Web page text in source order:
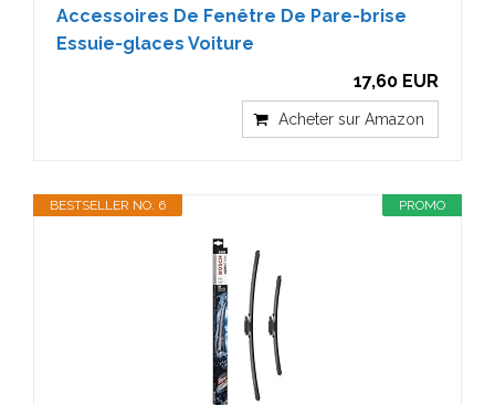
Accessoires De Fenêtre De Pare-brise
Essuie-glaces Voiture
17,60 EUR
Acheter sur Amazon
PROMO
BESTSELLER NO. 6